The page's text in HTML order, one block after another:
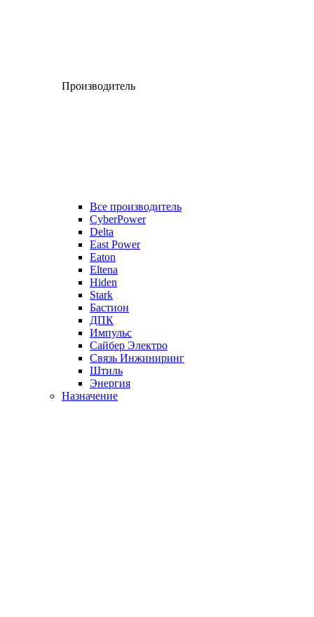
Производитель
Все производитель
CyberPower
Delta
East Power
Eaton
Eltena
Hiden
Stark
Бастион
ДПК
Импульс
Сайбер Электро
Связь Инжиниринг
Штиль
Энергия
Назначение